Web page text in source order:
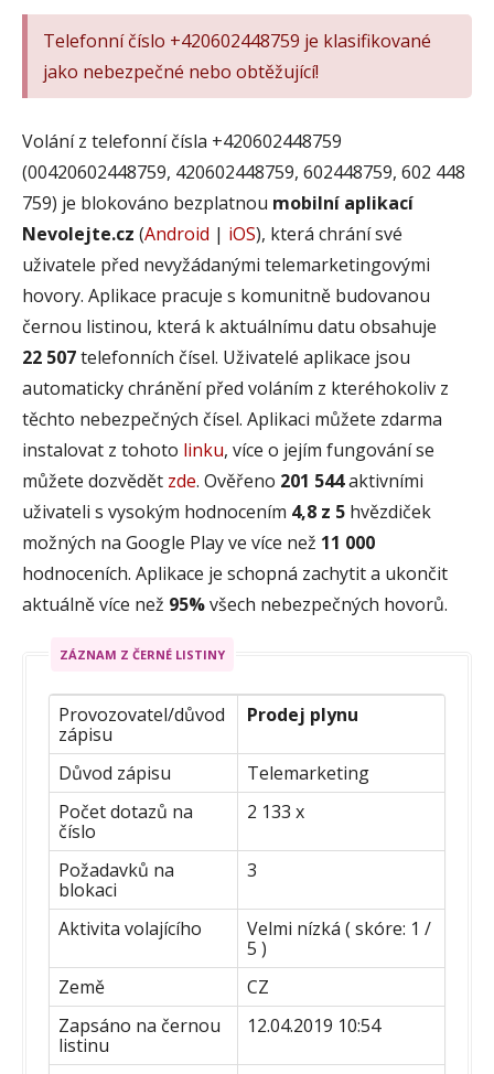
Telefonní číslo +420602448759 je klasifikované
jako nebezpečné nebo obtěžující!
Volání z telefonní čísla +420602448759
(00420602448759, 420602448759, 602448759, 602 448
759) je blokováno bezplatnou mobilní aplikací
Nevolejte.cz (Android | iOS), která chrání své
uživatele před nevyžádanými telemarketingovými
hovory. Aplikace pracuje s komunitně budovanou
černou listinou, která k aktuálnímu datu obsahuje
22 507telefonních čísel. Uživatelé aplikace jsou
automaticky chránění před voláním z kteréhokoliv z
těchto nebezpečných čísel. Aplikaci můžete zdarma
instalovat z tohoto linku, více o jejím fungování se
můžete dozvědět zde. Ověřeno 201 544aktivními
uživateli s vysokým hodnocením 4,8 z 5 hvězdiček
možných na Google Play ve více než 11 000
hodnoceních. Aplikace je schopná zachytit a ukončit
aktuálně více než 95%všech nebezpečných hovorů.
ZÁZNAM Z ČERNÉ LISTINY
Provozovatel/důvod
zápisu
Prodej plynu
Důvod zápisu
Telemarketing
Počet dotazů na
číslo
2 133 x
Požadavků na
blokaci
3
Aktivita volajícího
Velmi nízká ( skóre: 1 /
5 )
Země
CZ
Zapsáno na černou
listinu
12.04.2019 10:54